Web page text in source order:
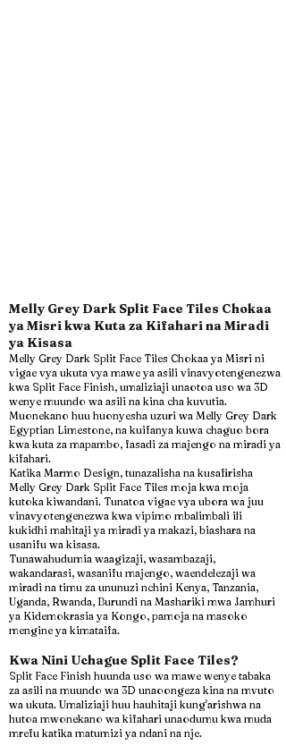
Melly Grey Dark Split Face Tiles Chokaa
ya Misri kwa Kuta za Kifahari na Miradi
ya Kisasa
Melly Grey Dark Split Face Tiles Chokaa ya Misri ni
vigae vya ukuta vya mawe ya asili vinavyotengenezwa
kwa Split Face Finish, umaliziaji unaotoa uso wa 3D
wenye muundo wa asili na kina cha kuvutia.
Muonekano huu huonyesha uzuri wa Melly Grey Dark
Egyptian Limestone, na kuifanya kuwa chaguo bora
kwa kuta za mapambo, fasadi za majengo na miradi ya
kifahari.
Katika Marmo Design, tunazalisha na kusafirisha
Melly Grey Dark Split Face Tiles moja kwa moja
kutoka kiwandani. Tunatoa vigae vya ubora wa juu
vinavyotengenezwa kwa vipimo mbalimbali ili
kukidhi mahitaji ya miradi ya makazi, biashara na
usanifu wa kisasa.
Tunawahudumia waagizaji, wasambazaji,
wakandarasi, wasanifu majengo, waendelezaji wa
miradi na timu za ununuzi nchini Kenya, Tanzania,
Uganda, Rwanda, Burundi na Mashariki mwa Jamhuri
ya Kidemokrasia ya Kongo, pamoja na masoko
mengine ya kimataifa.
Kwa Nini Uchague Split Face Tiles?
Split Face Finish huunda uso wa mawe wenye tabaka
za asili na muundo wa 3D unaoongeza kina na mvuto
wa ukuta. Umaliziaji huu hauhitaji kung'arishwa na
hutoa mwonekano wa kifahari unaodumu kwa muda
mrefu katika matumizi ya ndani na nje.